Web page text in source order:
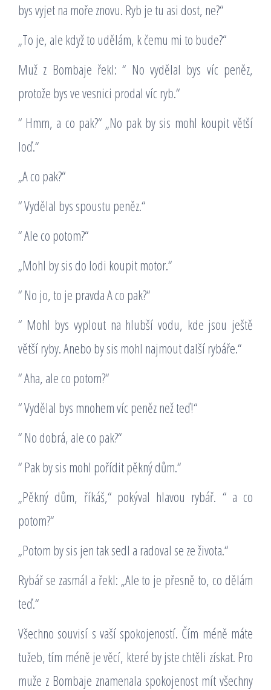
bys vyjet na moře znovu. Ryb je tu asi dost, ne?“
„To je, ale když to udělám, k čemu mi to bude?“
Muž z Bombaje řekl: “ No vydělal bys víc peněz,
protože bys ve vesnici prodal víc ryb.“
“ Hmm, a co pak?“ „No pak by sis mohl koupit větší
loď.“
„A co pak?“
“ Vydělal bys spoustu peněz.“
“ Ale co potom?“
„Mohl by sis do lodi koupit motor.“
“ No jo, to je pravda A co pak?“
“ Mohl bys vyplout na hlubší vodu, kde jsou ještě
větší ryby. Anebo by sis mohl najmout další rybáře.“
“ Aha, ale co potom?“
“ Vydělal bys mnohem víc peněz než teď!“
“ No dobrá, ale co pak?“
“ Pak by sis mohl pořídit pěkný dům.“
„Pěkný dům, říkáš,“ pokýval hlavou rybář. “ a co
potom?“
„Potom by sis jen tak sedl a radoval se ze života.“
Rybář se zasmál a řekl: „Ale to je přesně to, co dělám
teď.“
Všechno souvisí s vaší spokojeností. Čím méně máte
tužeb, tím méně je věcí, které by jste chtěli získat. Pro
muže z Bombaje znamenala spokojenost mít všechny